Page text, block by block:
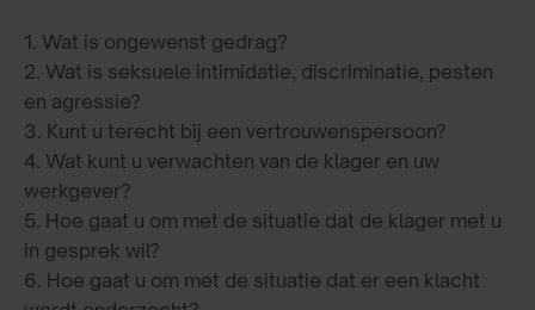
1. Wat is ongewenst gedrag?
2. Wat is seksuele intimidatie, discriminatie, pesten
en agressie?
3. Kunt u terecht bij een vertrouwenspersoon?
4. Wat kunt u verwachten van de klager en uw
werkgever?
5. Hoe gaat u om met de situatie dat de klager met u
in gesprek wil?
6. Hoe gaat u om met de situatie dat er een klacht